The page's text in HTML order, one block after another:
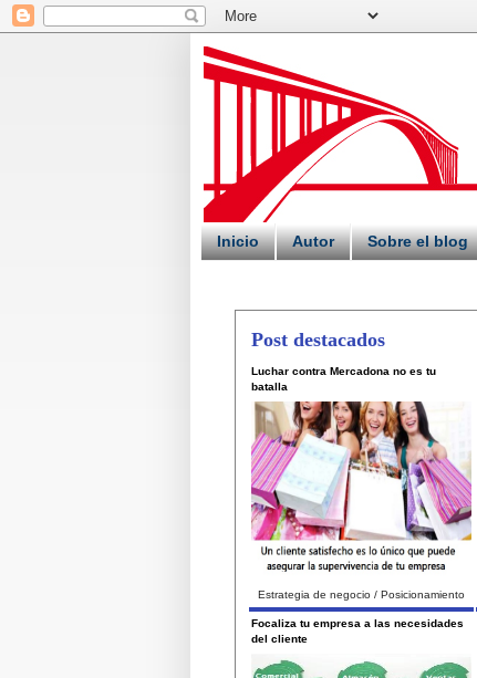
Inicio Autor Sobre el blog
Post destacados
Luchar contra Mercadona no es tu
batalla
Estrategia de negocio / Posicionamiento
Focaliza tu empresa a las necesidades
del cliente